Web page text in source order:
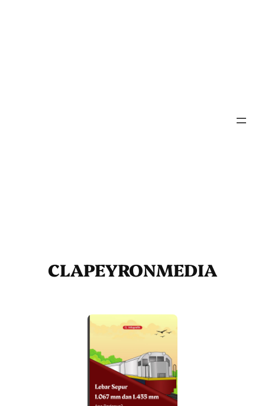
CLAPEYRONMEDIA